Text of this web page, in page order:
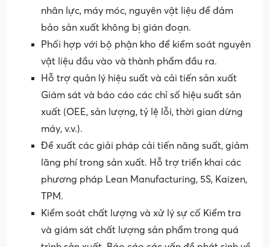
nhân lực, máy móc, nguyên vật liệu để đảm
bảo sản xuất không bị gián đoạn.
Phối hợp với bộ phận kho để kiểm soát nguyên
vật liệu đầu vào và thành phẩm đầu ra.
Hỗ trợ quản lý hiệu suất và cải tiến sản xuất
Giám sát và báo cáo các chỉ số hiệu suất sản
xuất (OEE, sản lượng, tỷ lệ lỗi, thời gian dừng
máy, v.v.).
Đề xuất các giải pháp cải tiến năng suất, giảm
lãng phí trong sản xuất. Hỗ trợ triển khai các
phương pháp Lean Manufacturing, 5S, Kaizen,
TPM.
Kiểm soát chất lượng và xử lý sự cố Kiểm tra
và giám sát chất lượng sản phẩm trong quá